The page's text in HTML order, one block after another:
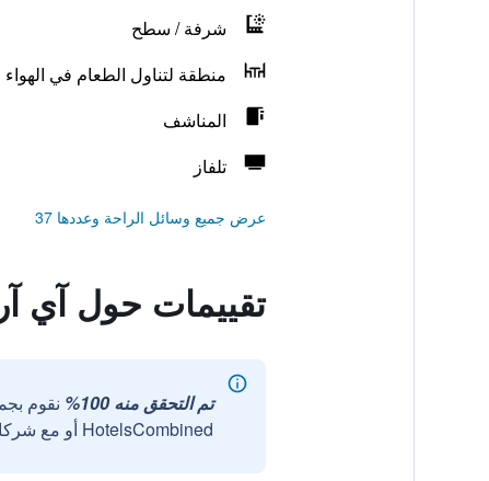
شرفة / سطح
منطقة لتناول الطعام في
المناشف
تلفاز
عرض جميع وسائل الراحة وعددها 37
تقييمات حول آي
تم التحقق منه 100%
نقوم
HotelsCombined أو مع شركائنا الخارجيين الموثوقين.